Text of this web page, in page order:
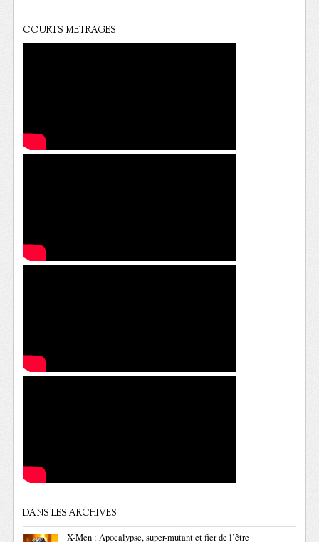
COURTS METRAGES
DANS LES ARCHIVES
X-Men : Apocalypse, super-mutant et fier de l’être